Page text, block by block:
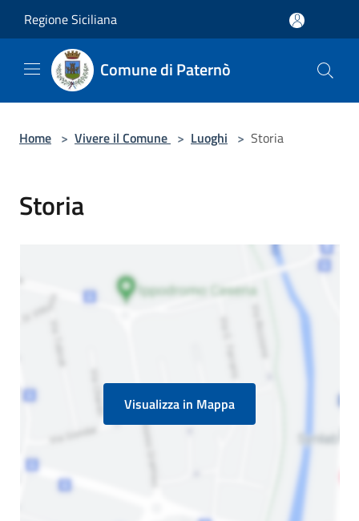
Regione Siciliana
Comune di Paternò
Home > Vivere il Comune > Luoghi > Storia
Storia
Visualizza in Mappa